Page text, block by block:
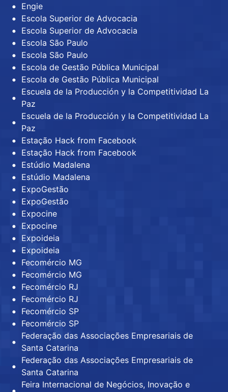
Engie
Escola Superior de Advocacia
Escola Superior de Advocacia
Escola São Paulo
Escola São Paulo
Escola de Gestão Pública Municipal
Escola de Gestão Pública Municipal
Escuela de la Producción y la Competitividad La
Paz
Escuela de la Producción y la Competitividad La
Paz
Estação Hack from Facebook
Estação Hack from Facebook
Estúdio Madalena
Estúdio Madalena
ExpoGestão
ExpoGestão
Expocine
Expocine
Expoideia
Expoideia
Fecomércio MG
Fecomércio MG
Fecomércio RJ
Fecomércio RJ
Fecomércio SP
Fecomércio SP
Federação das Associações Empresariais de
Santa Catarina
Federação das Associações Empresariais de
Santa Catarina
Feira Internacional de Negócios, Inovação e